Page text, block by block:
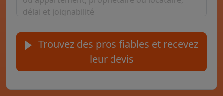
Trouvez des pros fiables et recevez
leur devis